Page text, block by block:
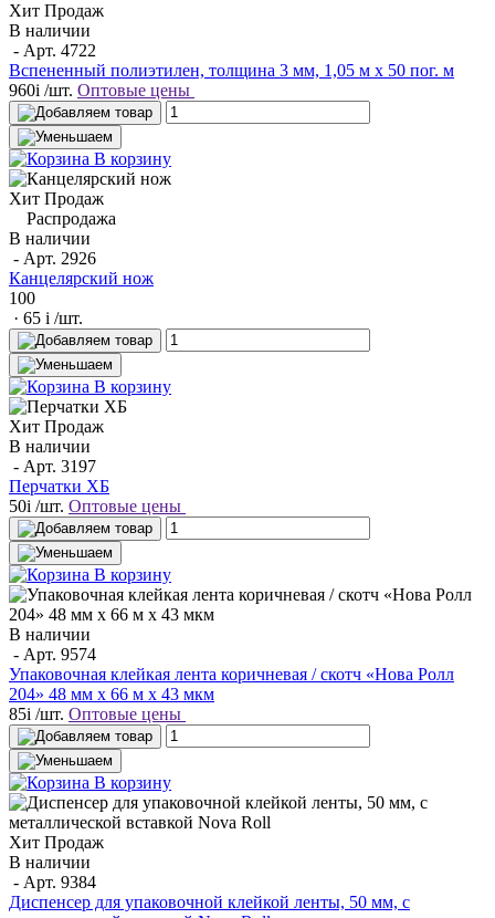
Хит Продаж
В наличии
- Арт. 4722
Вспененный полиэтилен, толщина 3 мм, 1,05 м х 50 пог. м
960i /шт. Оптовые цены
В корзину
Хит Продаж
Распродажа
В наличии
- Арт. 2926
Канцелярский нож
100
· 65 i /шт.
В корзину
Хит Продаж
В наличии
- Арт. 3197
Перчатки ХБ
50i /шт. Оптовые цены
В корзину
В наличии
- Арт. 9574
Упаковочная клейкая лента коричневая / скотч «Нова Ролл
204» 48 мм x 66 м х 43 мкм
85i /шт. Оптовые цены
В корзину
Хит Продаж
В наличии
- Арт. 9384
Диспенсер для упаковочной клейкой ленты, 50 мм, с